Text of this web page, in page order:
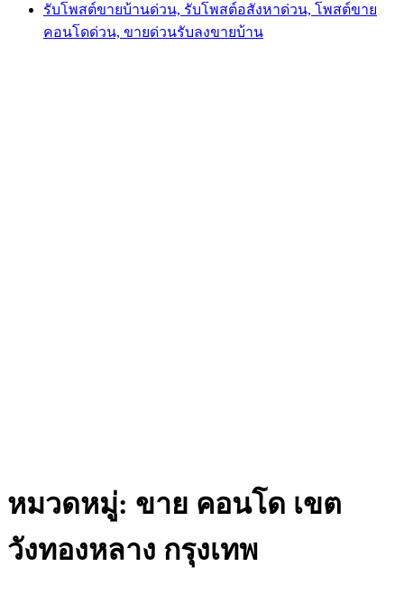
รับโพสต์ขายบ้านด่วน, รับโพสต์อสังหาด่วน, โพสต์ขาย
คอนโดด่วน, ขายด่วนรับลงขายบ้าน
หมวดหมู่: ขาย คอนโด เขต
วังทองหลาง กรุงเทพ